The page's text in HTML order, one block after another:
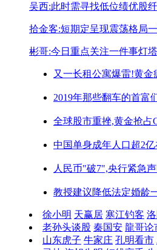
吴西:此时需寻找低位绩优股
拾金客:短期定呈现震荡格局
彬哥:今日重点关注一件事灯
又一长租公寓爆雷!黄金
2019年那些翻车的首富
全球股市重挫,黄金抢占
中国单身成年人口超2亿
人民币"破7",央行紧急
教授建议降低法定婚龄
徐小明 天赢居 寒江钓客
老孙头谈股 秦国安 龍哥论
山东虎子 牛家庄 孔明看市